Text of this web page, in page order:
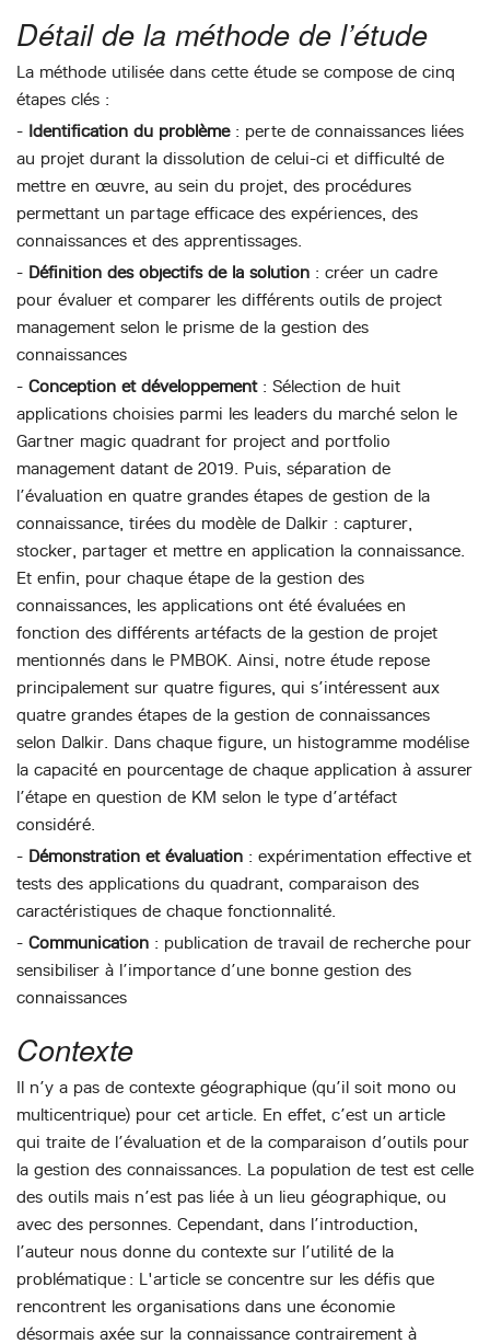
Détail de la méthode de l’étude
La méthode utilisée dans cette étude se compose de cinq
étapes clés :
- Identification du problème: perte de connaissances liées
au projet durant la dissolution de celui-ci et difficulté de
mettre en œuvre, au sein du projet, des procédures
permettant un partage efficace des expériences, des
connaissances et des apprentissages.
- Définition des objectifs de la solution : créer un cadre
pour évaluer et comparer les différents outils de project
management selon le prisme de la gestion des
connaissances
- Conception et développement: Sélection de huit
applications choisies parmi les leaders du marché selon le
Gartner magic quadrant for project and portfolio
management datant de 2019. Puis, séparation de
l’évaluation en quatre grandes étapes de gestion de la
connaissance, tirées du modèle de Dalkir : capturer,
stocker, partager et mettre en application la connaissance.
Et enfin, pour chaque étape de la gestion des
connaissances, les applications ont été évaluées en
fonction des différents artéfacts de la gestion de projet
mentionnés dans le PMBOK. Ainsi, notre étude repose
principalement sur quatre figures, qui s’intéressent aux
quatre grandes étapes de la gestion de connaissances
selon Dalkir. Dans chaque figure, un histogramme modélise
la capacité en pourcentage de chaque application à assurer
l’étape en question de KM selon le type d’artéfact
considéré.
- Démonstration et évaluation : expérimentation effective et
tests des applications du quadrant, comparaison des
caractéristiques de chaque fonctionnalité.
- Communication : publication de travail de recherche pour
sensibiliser à l’importance d’une bonne gestion des
connaissances
Contexte
Il n’y a pas de contexte géographique (qu’il soit mono ou
multicentrique) pour cet article. En effet, c’est un article
qui traite de l’évaluation et de la comparaison d’outils pour
la gestion des connaissances. La population de test est celle
des outils mais n’est pas liée à un lieu géographique, ou
avec des personnes. Cependant, dans l’introduction,
l’auteur nous donne du contexte sur l’utilité de la
problématique : L'article se concentre sur les défis que
rencontrent les organisations dans une économie
désormais axée sur la connaissance contrairement à